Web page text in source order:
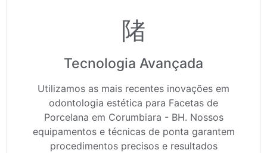
Tecnologia Avançada
Utilizamos as mais recentes inovações em
odontologia estética para Facetas de
Porcelana em Corumbiara - BH. Nossos
equipamentos e técnicas de ponta garantem
procedimentos precisos e resultados